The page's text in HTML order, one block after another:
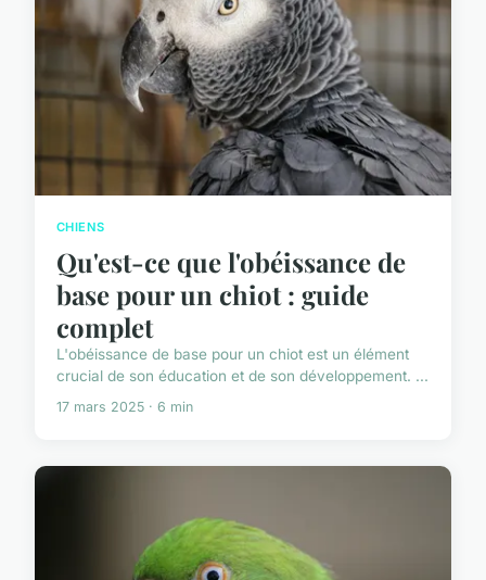
CHIENS
Qu'est-ce que l'obéissance de
base pour un chiot : guide
complet
L'obéissance de base pour un chiot est un élément
crucial de son éducation et de son développement. ...
17 mars 2025 · 6 min